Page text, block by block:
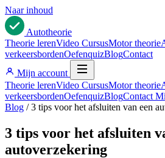
Naar inhoud
Autotheorie
Theorie lerenVideo CursusMotor theorie
verkeersbordenOefenquizBlogContact
Mijn account
Theorie lerenVideo CursusMotor theorie
verkeersbordenOefenquizBlogContact
Blog / 3 tips voor het afsluiten van een
3 tips voor het afsluiten
autoverzekering